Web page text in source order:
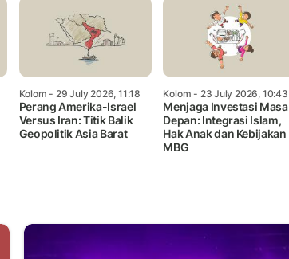
Kolom - 29 July 2026, 11:18
Perang Amerika-Israel
Versus Iran: Titik Balik
Geopolitik Asia Barat
Kolom - 23 July 2026, 10:43
Menjaga Investasi Masa
Depan: Integrasi Islam,
Hak Anak dan Kebijakan
MBG